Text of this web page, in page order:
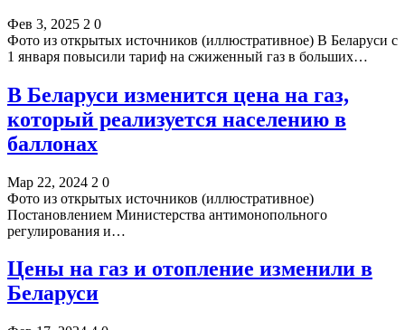
Фев 3, 2025 2 0
Фото из открытых источников (иллюстративное) В Беларуси с
1 января повысили тариф на сжиженный газ в больших…
В Беларуси изменится цена на газ,
который реализуется населению в
баллонах
Мар 22, 2024 2 0
Фото из открытых источников (иллюстративное)
Постановлением Министерства антимонопольного
регулирования и…
Цены на газ и отопление изменили в
Беларуси